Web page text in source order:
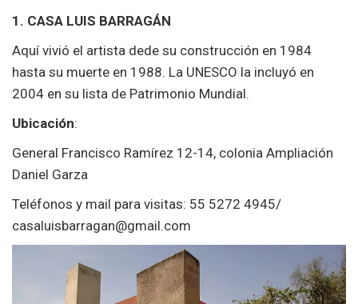
1. CASA LUIS BARRAGÁN
Aquí vivió el artista dede su construcción en 1984
hasta su muerte en 1988. La UNESCO la incluyó en
2004 en su lista de Patrimonio Mundial.
Ubicación:
General Francisco Ramírez 12-14, colonia Ampliación
Daniel Garza
Teléfonos y mail para visitas: 55 5272 4945/
casaluisbarragan@gmail.com